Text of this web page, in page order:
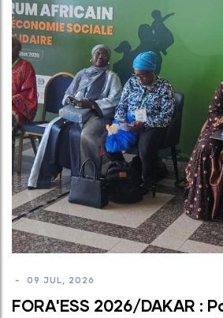
- 27 JUL, 2026
The Use and
Dishes in Dakar